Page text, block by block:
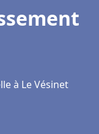
à Le Vésinet